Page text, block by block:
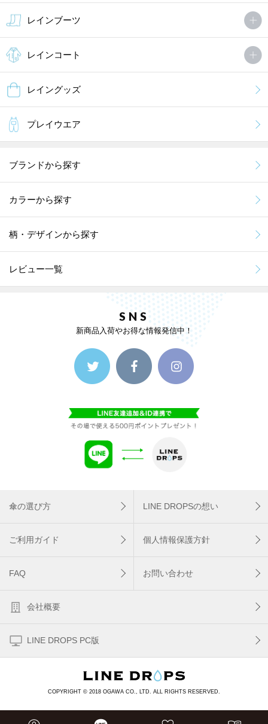
レインブーツ
レインコート
レイングッズ
プレイウエア
ブランドから探す
カラーから探す
柄・デザインから探す
レビュー一覧
SNS
新商品入荷やお得な情報発信中！
傘の選び方 LINE DROPSの想い
ご利用ガイド 個人情報保護方針
FAQ お問い合わせ
会社概要
LINE DROPS PC版
COPYRIGHT © 2018 OGAWA CO., LTD. ALL RIGHTS RESERVED.